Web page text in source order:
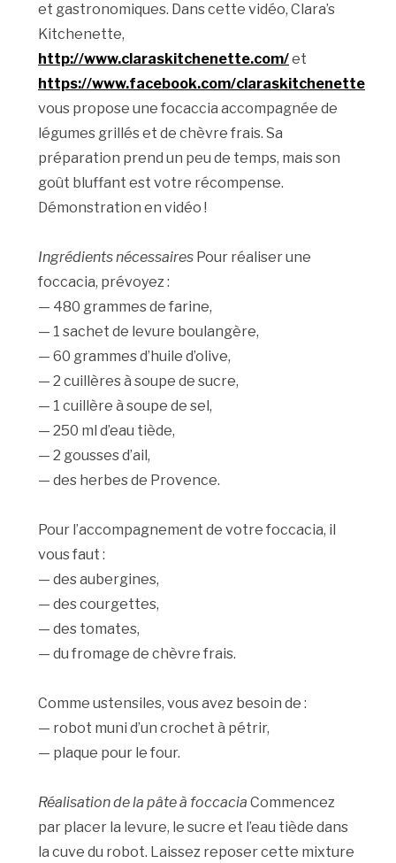
et gastronomiques. Dans cette vidéo, Clara’s
Kitchenette,
http://www.claraskitchenette.com/et
https://www.facebook.com/claraskitchenette
vous propose une focaccia accompagnée de
légumes grillés et de chèvre frais. Sa
préparation prend un peu de temps, mais son
goût bluffant est votre récompense.
Démonstration en vidéo !
Ingrédients nécessaires Pour réaliser une
foccacia, prévoyez :
— 480 grammes de farine,
— 1 sachet de levure boulangère,
— 60 grammes d’huile d’olive,
— 2 cuillères à soupe de sucre,
— 1 cuillère à soupe de sel,
— 250 ml d’eau tiède,
— 2 gousses d’ail,
— des herbes de Provence.
Pour l’accompagnement de votre foccacia, il
vous faut :
— des aubergines,
— des courgettes,
— des tomates,
— du fromage de chèvre frais.
Comme ustensiles, vous avez besoin de :
— robot muni d’un crochet à pétrir,
— plaque pour le four.
Réalisation de la pâte à foccacia Commencez
par placer la levure, le sucre et l’eau tiède dans
la cuve du robot. Laissez reposer cette mixture